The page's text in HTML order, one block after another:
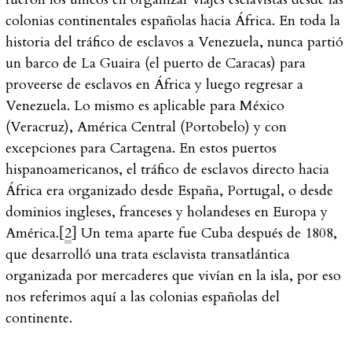
colonias continentales españolas hacia África. En toda la
historia del tráfico de esclavos a Venezuela, nunca partió
un barco de La Guaira (el puerto de Caracas) para
proveerse de esclavos en África y luego regresar a
Venezuela. Lo mismo es aplicable para México
(Veracruz), América Central (Portobelo) y con
excepciones para Cartagena. En estos puertos
hispanoamericanos, el tráfico de esclavos directo hacia
África era organizado desde España, Portugal, o desde
dominios ingleses, franceses y holandeses en Europa y
América.[2] Un tema aparte fue Cuba después de 1808,
que desarrolló una trata esclavista transatlántica
organizada por mercaderes que vivían en la isla, por eso
nos referimos aquí a las colonias españolas del
continente.